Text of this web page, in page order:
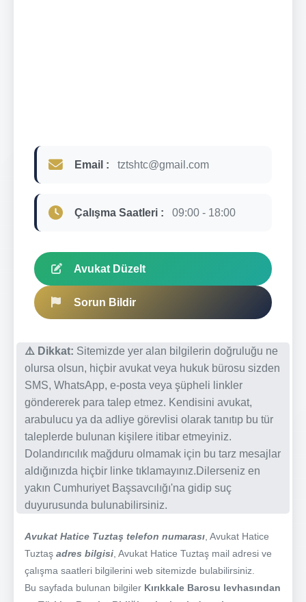
Email : tztshtc@gmail.com
Çalışma Saatleri : 09:00 - 18:00
Avukat Düzelt
Sorun Bildir
⚠️ Dikkat: Sitemizde yer alan bilgilerin doğruluğu ne
olursa olsun, hiçbir avukat veya hukuk bürosu sizden
SMS, WhatsApp, e-posta veya şüpheli linkler
göndererek para talep etmez. Kendisini avukat,
arabulucu ya da adliye görevlisi olarak tanıtıp bu tür
taleplerde bulunan kişilere itibar etmeyiniz.
Dolandırıcılık mağduru olmamak için bu tarz mesajlar
aldığınızda hiçbir linke tıklamayınız.Dilerseniz en
yakın Cumhuriyet Başsavcılığı'na gidip suç
duyurusunda bulunabilirsiniz.
Avukat Hatice Tuztaş telefon numarası , Avukat Hatice
Tuztaş adres bilgisi , Avukat Hatice Tuztaş mail adresi ve
çalışma saatleri bilgilerini web sitemizde bulabilirsiniz.
Bu sayfada bulunan bilgiler Kırıkkale Barosu levhasından